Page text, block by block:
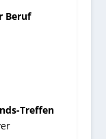
Beruf
Treffen